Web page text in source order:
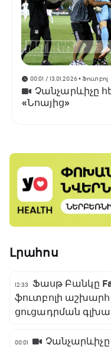
00:01 / 13.01.2026• Ֆուտբոլ
Չանչարևիչը
«Նոայից»
Լրահոս
12:33
Ֆասթ Բանկը
ֆուտբոլի
ցուցադրման
00:01 Չանչարևիչը